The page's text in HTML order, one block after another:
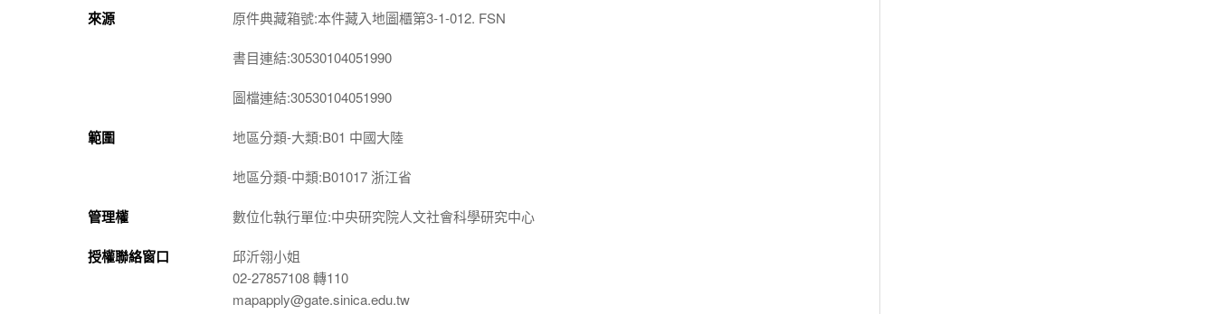
來源 原件典藏箱號:本件藏入地圖櫃第3-1-012. FSN
書目連結:30530104051990
圖檔連結:30530104051990
範圍 地區分類-大類:B01 中國大陸
地區分類-中類:B01017 浙江省
管理權 數位化執行單位:中央研究院人文社會科學研究中心
授權聯絡窗口
邱沂翎小姐
02-27857108 轉110
mapapply@gate.sinica.edu.tw